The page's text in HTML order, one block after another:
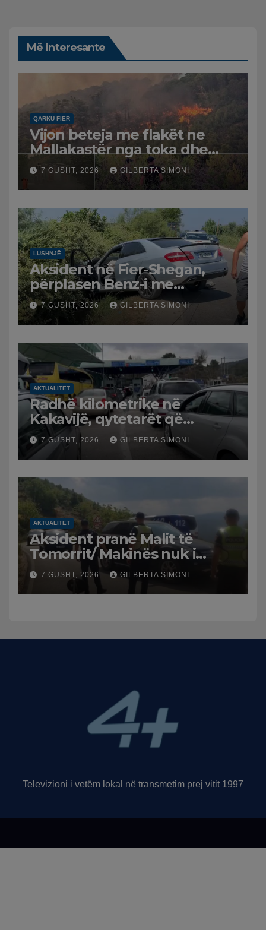
Më interesante
QARKU FIER
Vijon beteja me flakët ne
Mallakastër nga toka dhe
nga ajri me dy helikopterë.
7 GUSHT, 2026 GILBERTA SIMONI
LUSHNJË
Aksident në Fier-Shegan,
përplasen Benz-i me
furgonin, plagoset një i
moshuar
7 GUSHT, 2026 GILBERTA SIMONI
AKTUALITET
Radhë kilometrike në
Kakavijë, qytetarët që
kthehen në Shqipëri
bllokohen në temperatura të
larta, pala greke punon me
ritme të ngadalta
7 GUSHT, 2026 GILBERTA SIMONI
AKTUALITET
Aksident pranë Malit të
Tomorrit/ Makinës nuk i
punuan frenat dhe doli nga
rruga, plagosen 7 persona,
dy në gjendje të rëndë te
7 GUSHT, 2026 GILBERTA SIMONI
Televizioni i vetëm lokal në transmetim prej vitit 1997